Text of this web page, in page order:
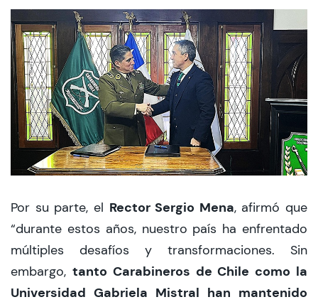
Por su parte, el Rector Sergio Mena, afirmó que
“durante estos años, nuestro país ha enfrentado
múltiples desafíos y transformaciones. Sin
embargo, tanto Carabineros de Chile como la
Universidad Gabriela Mistral han mantenido